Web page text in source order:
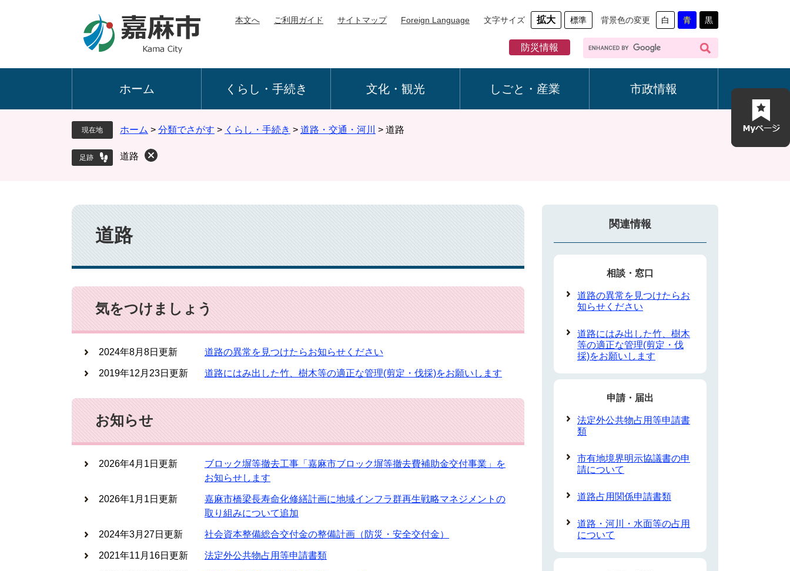
本文へ ご利用ガイド サイトマップ Foreign Language 文字サイズ 拡大 標準 背景色の変更 白 青 黒
防災情報
G
o
ホーム くらし・手続き 文化・観光 しごと・産業 市政情報
現在地 ホーム > 分類でさがす > くらし・手続き > 道路・交通・河川 > 道路
道路
本
文
道路
気をつけましょう
2024年8月8日更新 道路の異常を見つけたらお知らせください
2019年12月23日更新 道路にはみ出した竹、樹木等の適正な管理(剪定・伐採)をお願いします
お知らせ
2026年4月1日更新
ブロック塀等撤去工事「嘉麻市ブロック塀等撤去費補助金交付事業」を
お知らせします
2026年1月1日更新
嘉麻市橋梁長寿命化修繕計画に地域インフラ群再生戦略マネジメントの
取り組みについて追加
2024年3月27日更新 社会資本整備総合交付金の整備計画（防災・安全交付金）
2021年11月16日更新 法定外公共物占用等申請書類
関連情報
相談・窓口
道路の異常を見つけたらお
知らせください
道路にはみ出した竹、樹木
等の適正な管理(剪定・伐
採)をお願いします
申請・届出
法定外公共物占用等申請書
類
市有地境界明示協議書の申
請について
道路占用関係申請書類
道路・河川・水面等の占用
について